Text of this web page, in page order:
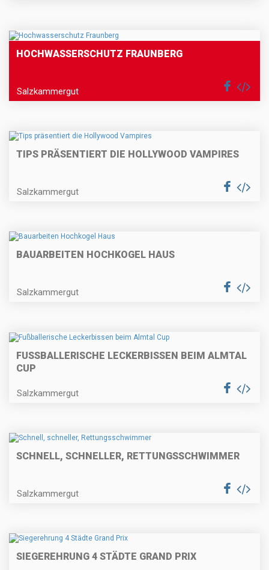
HOCHWASSERSCHUTZ FRAUNBERG
Salzkammergut
TIPS PRÄSENTIERT DIE HOLLYWOOD VAMPIRES
Salzkammergut
BAUARBEITEN HOCHKOGEL HAUS
Salzkammergut
FUSSBALLERISCHE LECKERBISSEN BEIM ALMTAL C
UP
Salzkammergut
SCHNELL, SCHNELLER, RETTUNGSSCHWIMMER
Salzkammergut
SIEGEREHRUNG 4 STÄDTE GRAND PRIX